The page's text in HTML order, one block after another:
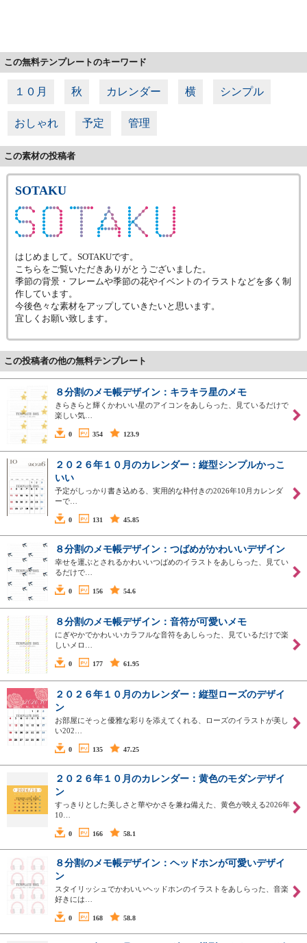
この無料テンプレートのキーワード
１０月 秋 カレンダー 横 シンプル
おしゃれ 予定 管理
この素材の投稿者
SOTAKU
はじめまして。SOTAKUです。
こちらをご覧いただきありがとうございました。
季節の背景・フレームや季節の花やイベントのイラストなどを多く制
作しています。
今後色々な素材をアップしていきたいと思います。
宜しくお願い致します。
この投稿者の他の無料テンプレート
８分割のメモ帳デザイン：キラキラ星のメモ
きらきらと輝くかわいい星のアイコンをあしらった、見ているだけで
楽しい気…
0 354 123.9
２０２６年１０月のカレンダー：縦型シンプルかっこ
いい
予定がしっかり書き込める、実用的な枠付きの2026年10月カレンダ
ーで…
0 131 45.85
８分割のメモ帳デザイン：つばめがかわいいデザイン
幸せを運ぶとされるかわいいつばめのイラストをあしらった、見てい
るだけで…
0 156 54.6
８分割のメモ帳デザイン：音符が可愛いメモ
にぎやかでかわいいカラフルな音符をあしらった、見ているだけで楽
しいメロ…
0 177 61.95
２０２６年１０月のカレンダー：縦型ローズのデザイ
ン
お部屋にそっと優雅な彩りを添えてくれる、ローズのイラストが美し
い202…
0 135 47.25
２０２６年１０月のカレンダー：黄色のモダンデザイ
ン
すっきりとした美しさと華やかさを兼ね備えた、黄色が映える2026年
10…
0 166 58.1
８分割のメモ帳デザイン：ヘッドホンが可愛いデザイ
ン
スタイリッシュでかわいいヘッドホンのイラストをあしらった、音楽
好きには…
0 168 58.8